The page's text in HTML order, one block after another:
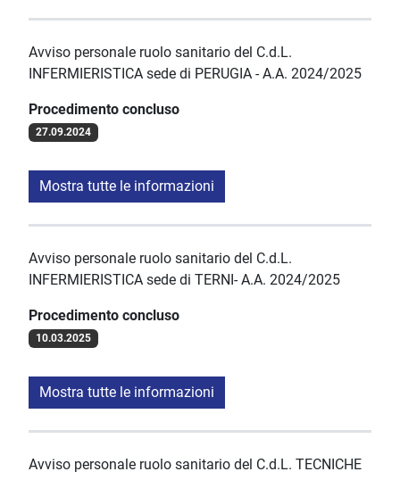
Avviso personale ruolo sanitario del C.d.L.
INFERMIERISTICA sede di PERUGIA - A.A. 2024/2025
Procedimento concluso
27.09.2024
Mostra tutte le informazioni
Avviso personale ruolo sanitario del C.d.L.
INFERMIERISTICA sede di TERNI- A.A. 2024/2025
Procedimento concluso
10.03.2025
Mostra tutte le informazioni
Avviso personale ruolo sanitario del C.d.L. TECNICHE